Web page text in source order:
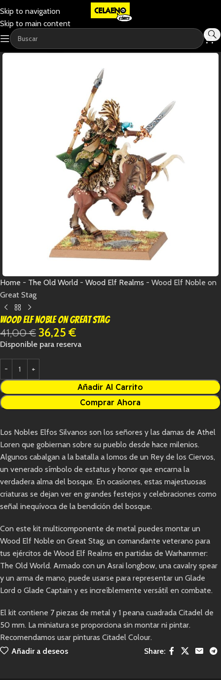
Skip to navigation
Skip to main content
-12%
Home - The Old World - Wood Elf Realms - Wood Elf Noble on
Great Stag
Wood Elf Noble on Great Stag
41,00€36,25 €
Disponible para reserva
Añadir Al Carrito
Comprar Ahora
Los Nobles Elfos Silvanos son los señores y las damas de Athel
Loren que gobiernan sobre su pueblo desde hace milenios.
Algunos cabalgan a la batalla a lomos de un Rey de los Ciervos,
un venerado símbolo de estatus y honor que encarna la
verdadera alma del bosque. En ocasiones, estas majestuosas
criaturas se dejan ver en grandes festejos y celebraciones como
señal inequívoca de la bendición del bosque.
Con este kit multicomponente de metal puedes montar un
Wood Elf Noble on Great Stag, un comandante veterano para
tus ejércitos de Wood Elf Realms en partidas de Warhammer:
The Old World. Armado con un Asrai longbow, una cavalry spear
y un arma de mano, puede usarse para representar un Glade
Lord o Glade Captain y es increíblemente versátil en combate.
El kit contiene 7 piezas de metal y 1 peana cuadrada Citadel de
50 mm. La miniatura se proporciona sin montar ni pintar.
Recomendamos usar pinturas Citadel Colour.
Añadir a deseos
Share: